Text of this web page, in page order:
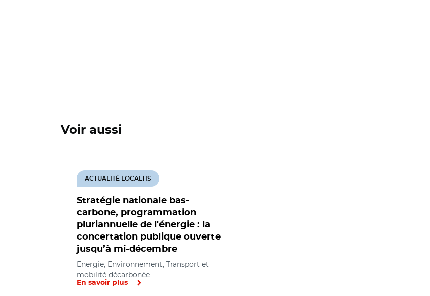
Voir aussi
Stratégie nationale bas-
carbone, programmation
pluriannuelle de l'énergie : la
concertation publique ouverte
jusqu’à mi-décembre
ACTUALITÉ LOCALTIS
Energie, Environnement, Transport et
mobilité décarbonée
En savoir plus